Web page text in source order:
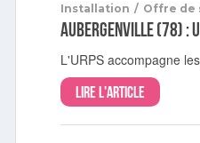
Installation / Offre de
Aubergenville (78) :
L'URPS accompagne
Lire l'article